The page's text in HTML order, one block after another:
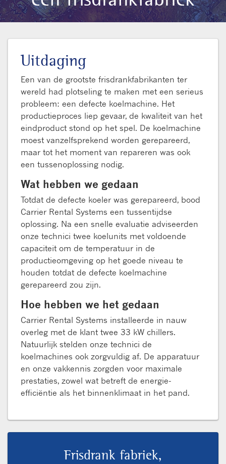
Uitdaging
Een van de grootste frisdrankfabrikanten ter
wereld had plotseling te maken met een serieus
probleem: een defecte koelmachine. Het
productieproces liep gevaar, de kwaliteit van het
eindproduct stond op het spel. De koelmachine
moest vanzelfsprekend worden gerepareerd,
maar tot het moment van repareren was ook
een tussenoplossing nodig.
Wat hebben we gedaan
Totdat de defecte koeler was gerepareerd, bood
Carrier Rental Systems een tussentijdse
oplossing. Na een snelle evaluatie adviseerden
onze technici twee koelunits met voldoende
capaciteit om de temperatuur in de
productieomgeving op het goede niveau te
houden totdat de defecte koelmachine
gerepareerd zou zijn.
Hoe hebben we het gedaan
Carrier Rental Systems installeerde in nauw
overleg met de klant twee 33 kW chillers.
Natuurlijk stelden onze technici de
koelmachines ook zorgvuldig af. De apparatuur
en onze vakkennis zorgden voor maximale
prestaties, zowel wat betreft de energie-
efficiëntie als het binnenklimaat in het pand.
Frisdrank fabriek,